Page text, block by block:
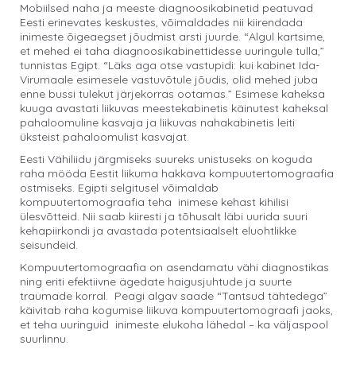
Mobiilsed naha ja meeste diagnoosikabinetid peatuvad
Eesti erinevates keskustes, võimaldades nii kiirendada
inimeste õigeaegset jõudmist arsti juurde. “Algul kartsime,
et mehed ei taha diagnoosikabinettidesse uuringule tulla,”
tunnistas Egipt. “Läks aga otse vastupidi: kui kabinet Ida-
Virumaale esimesele vastuvõtule jõudis, olid mehed juba
enne bussi tulekut järjekorras ootamas.” Esimese kaheksa
kuuga avastati liikuvas meestekabinetis käinutest kaheksal
pahaloomuline kasvaja ja liikuvas nahakabinetis leiti
üksteist pahaloomulist kasvajat.
Eesti Vähiliidu järgmiseks suureks unistuseks on koguda
raha mööda Eestit liikuma hakkava kompuutertomograafia
ostmiseks. Egipti selgitusel võimaldab
kompuutertomograafia teha inimese kehast kihilisi
ülesvõtteid. Nii saab kiiresti ja tõhusalt läbi uurida suuri
kehapiirkondi ja avastada potentsiaalselt eluohtlikke
seisundeid.
Kompuutertomograafia on asendamatu vähi diagnostikas
ning eriti efektiivne ägedate haigusjuhtude ja suurte
traumade korral. Peagi algav saade “Tantsud tähtedega”
käivitab raha kogumise liikuva kompuutertomograafi jaoks,
et teha uuringuid inimeste elukoha lähedal – ka väljaspool
suurlinnu.